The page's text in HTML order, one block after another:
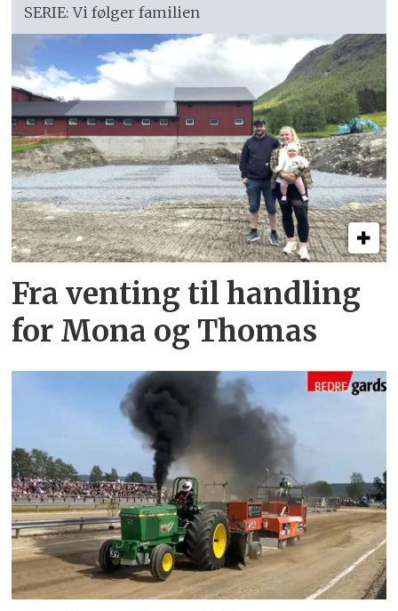
SERIE: Vi følger familien
Fra venting til handling
for Mona og Thomas